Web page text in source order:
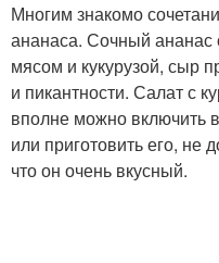
Многим знакомо
ананаса. Сочный ананас
мясом и кукурузой, сыр
и пикантности. Салат с
вполне можно включить
или приготовить его, не
что он очень вкусный.